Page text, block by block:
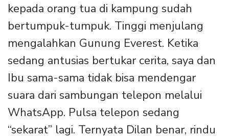
kepada orang tua di kampung sudah
bertumpuk-tumpuk. Tinggi menjulang
mengalahkan Gunung Everest. Ketika
sedang antusias bertukar cerita, saya dan
Ibu sama-sama tidak bisa mendengar
suara dari sambungan telepon melalui
WhatsApp. Pulsa telepon sedang
“sekarat” lagi. Ternyata Dilan benar, rindu